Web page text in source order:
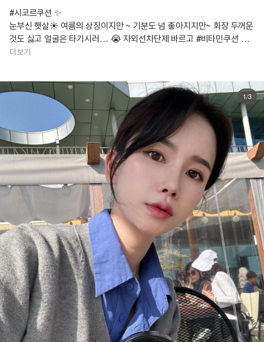
#시코르쿠션 ✨
눈부신 햇살☀️ 여름의 상징이지만 ~ 기분도 넘 좋아지지만~ 화장 두꺼운
것도 싫고 얼굴은 타기시러… 😭 자외선차단제 바르고 #비타민쿠션 으
로 메이크업 끝.. 얇고 맑게 톤업되는 #탄탄속광쿠션 ✨ 진짜 얇게 발리는
더보기
1/3